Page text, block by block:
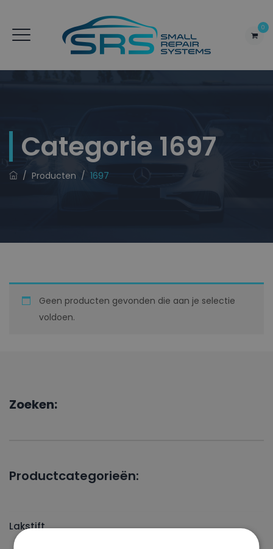
0
Categorie 1697
/ Producten / 1697
Geen producten gevonden die aan je selectie
voldoen.
Zoeken:
Productcategorieën:
Lakstift